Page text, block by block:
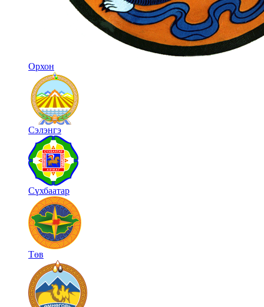
Орхон
Сэлэнгэ
Сүхбаатар
Төв